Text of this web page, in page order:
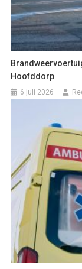
Hoofddorp
6 juli 2026